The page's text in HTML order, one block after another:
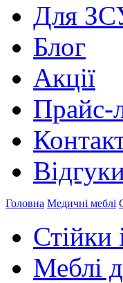
Для
Блог
Акції
Прайс-
Головна Медичні меблі
Стійки
Меблі